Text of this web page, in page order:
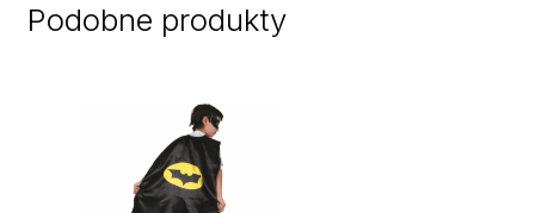
Podobne produkty